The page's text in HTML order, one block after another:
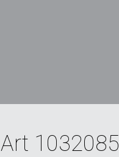
Art 1032085